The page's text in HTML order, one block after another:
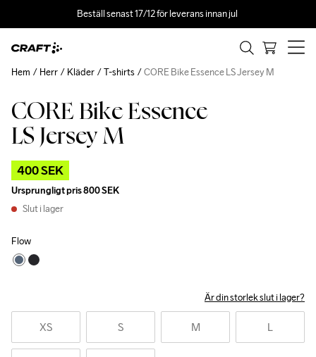
Beställ senast 17/12 för leverans innan jul
CORE Bike Essence
LS Jersey M
400 SEK
Ursprungligt pris800 SEK
Slut i lager
Flow
Är din storlek slut i lager?
XS S M L
Hem Herr Kläder T-shirts CORE Bike Essence LS Jersey M
Outlet